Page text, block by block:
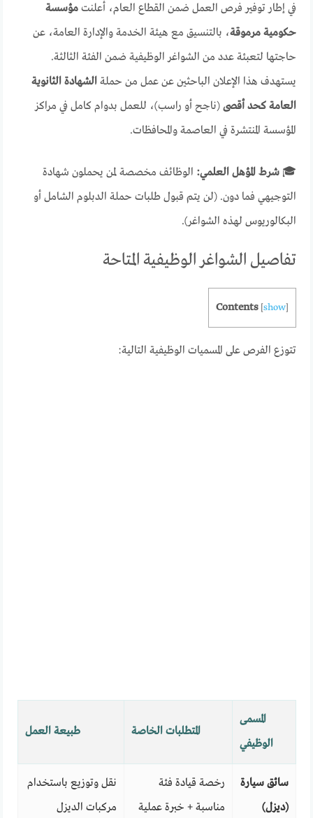
في إطار توفير فرص العمل ضمن القطاع العام، أعلنتمؤسسة
حكومية مرموقة، بالتنسيق مع هيئة الخدمة والإدارة العامة، عن
حاجتها لتعبئة عدد من الشواغر الوظيفية ضمن الفئة الثالثة.
يستهدف هذا الإعلان الباحثين عن عمل من حملةالشهادة الثانوية
العامة كحد أقصى (ناجح أو راسب)، للعمل بدوام كامل في مراكز
المؤسسة المنتشرة في العاصمة والمحافظات.
🎓شرط المؤهل العلمي: الوظائف مخصصة لمن يحملون شهادة
التوجيهي فما دون. (لن يتم قبول طلبات حملة الدبلوم الشامل أو
البكالوريوس لهذه الشواغر).
تفاصيل الشواغر الوظيفية المتاحة
Contents [show]
تتوزع الفرص على المسميات الوظيفية التالية:
المسمى
الوظيفي
المتطلبات الخاصة طبيعة العمل
سائق سيارة
(ديزل)
رخصة قيادة فئة
مناسبة + خبرة عملية
نقل وتوزيع باستخدام
مركبات الديزل